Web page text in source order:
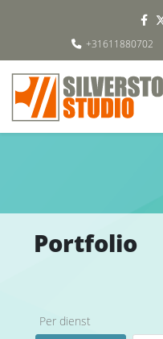
+31611880702
Portfolio
Per dienst